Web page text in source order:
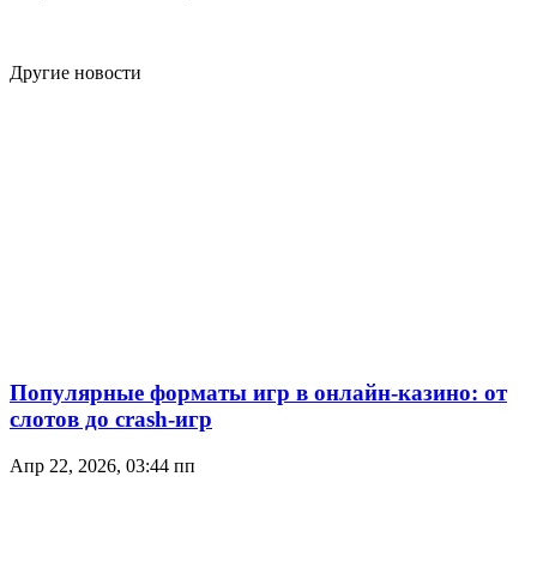
Другие новости
Популярные форматы игр в онлайн-казино: от
слотов до crash-игр
Апр 22, 2026, 03:44 пп